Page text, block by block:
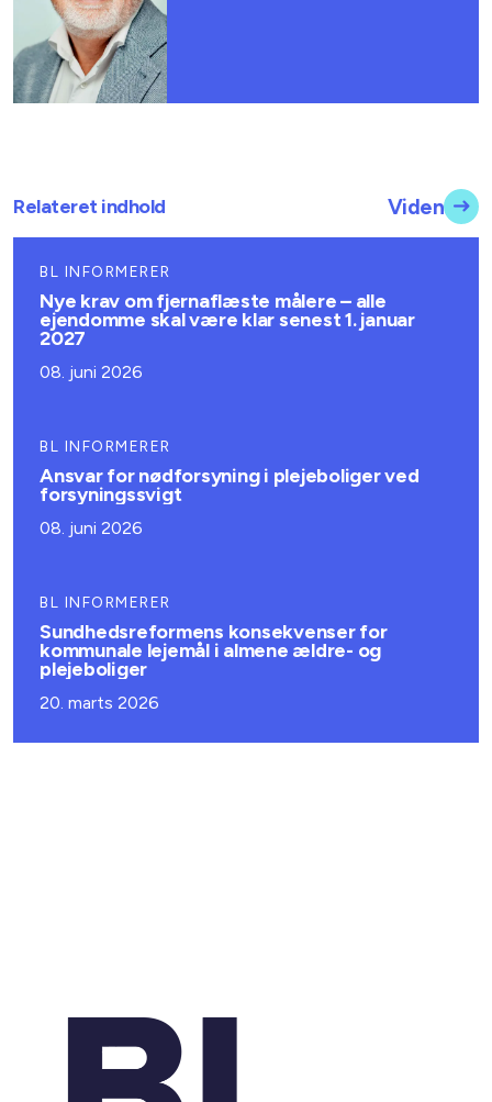
Relateret indhold Viden
BL INFORMERER
Nye krav om fjernaflæste målere – alle
ejendomme skal være klar senest 1. januar
2027
08. juni 2026
BL INFORMERER
Ansvar for nødforsyning i plejeboliger ved
forsyningssvigt
08. juni 2026
BL INFORMERER
Sundhedsreformens konsekvenser for
kommunale lejemål i almene ældre- og
plejeboliger
20. marts 2026